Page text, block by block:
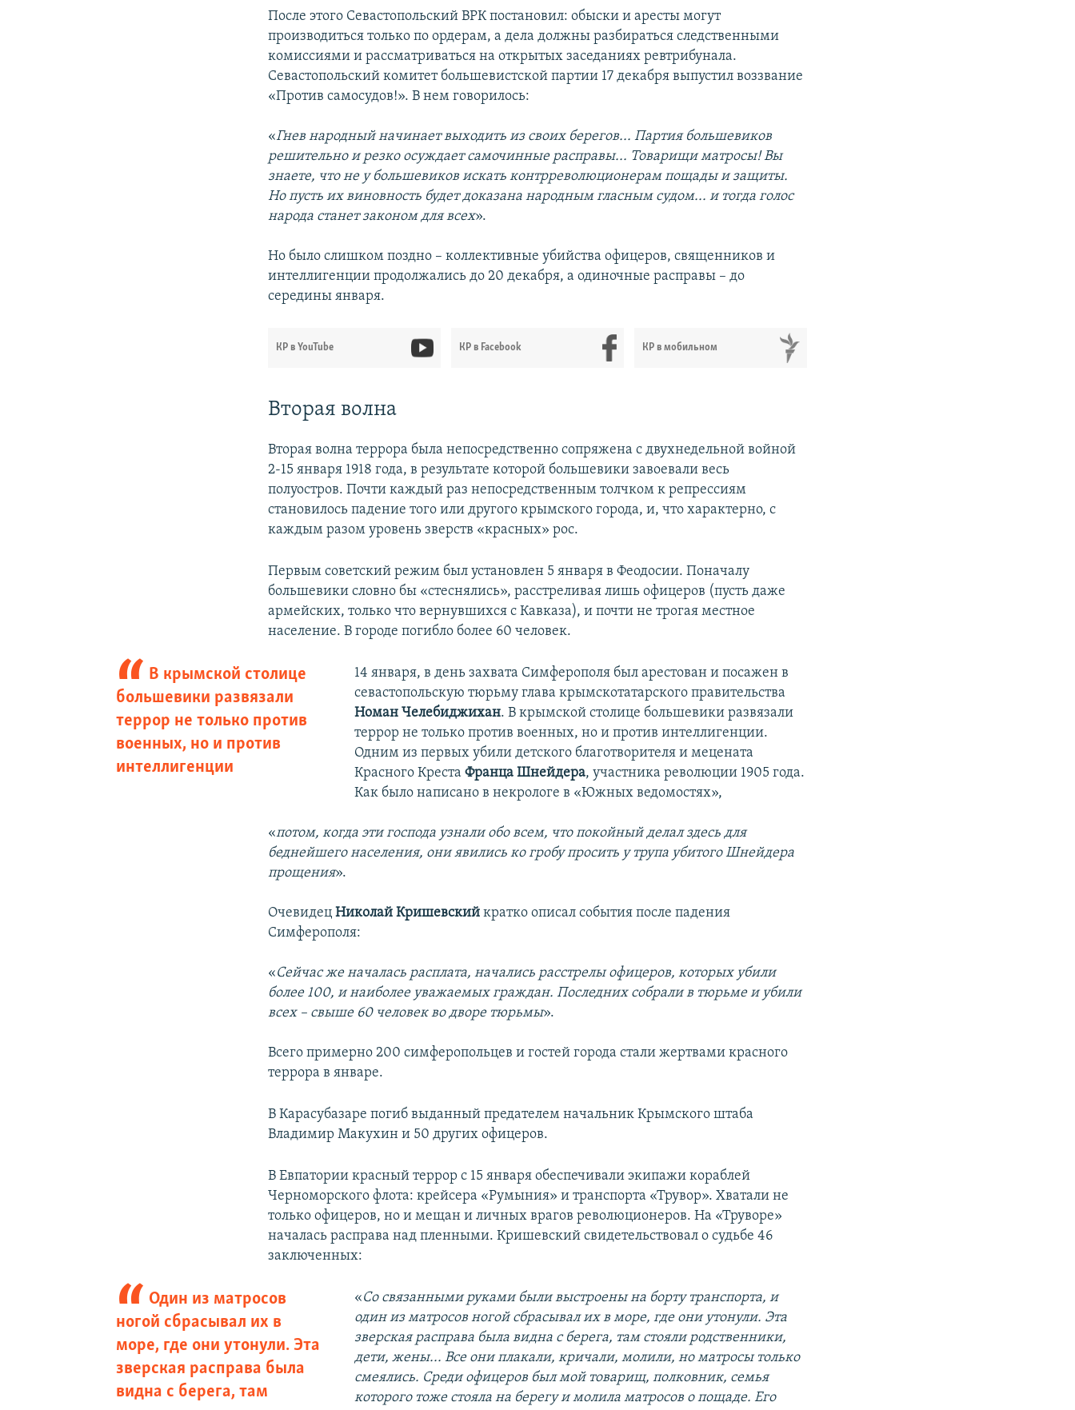
После этого Севастопольский ВРК постановил: обыски и аресты могут
производиться только по ордерам, а дела должны разбираться следственными
комиссиями и рассматриваться на открытых заседаниях ревтрибунала.
Севастопольский комитет большевистской партии 17 декабря выпустил воззвание
«Против самосудов!». В нем говорилось:
«Гнев народный начинает выходить из своих берегов... Партия большевиков
решительно и резко осуждает самочинные расправы... Товарищи матросы! Вы
знаете, что не у большевиков искать контрреволюционерам пощады и защиты.
Но пусть их виновность будет доказана народным гласным судом... и тогда голос
народа станет законом для всех».
Но было слишком поздно – коллективные убийства офицеров, священников и
интеллигенции продолжались до 20 декабря, а одиночные расправы – до
середины января.
КР в YouTube КР в Facebook КР в мобильном
Вторая волна
Вторая волна террора была непосредственно сопряжена с двухнедельной войной
2-15 января 1918 года, в результате которой большевики завоевали весь
полуостров. Почти каждый раз непосредственным толчком к репрессиям
становилось падение того или другого крымского города, и, что характерно, с
каждым разом уровень зверств «красных» рос.
Первым советский режим был установлен 5 января в Феодосии. Поначалу
большевики словно бы «стеснялись», расстреливая лишь офицеров (пусть даже
армейских, только что вернувшихся с Кавказа), и почти не трогая местное
население. В городе погибло более 60 человек.
В крымской столице
большевики развязали
террор не только против
военных, но и против
интеллигенции
14 января, в день захвата Симферополя был арестован и посажен в
севастопольскую тюрьму глава крымскотатарского правительства
Номан Челебиджихан. В крымской столице большевики развязали
террор не только против военных, но и против интеллигенции.
Одним из первых убили детского благотворителя и мецената
Красного Креста Франца Шнейдера, участника революции 1905 года.
Как было написано в некрологе в «Южных ведомостях»,
«потом, когда эти господа узнали обо всем, что покойный делал здесь для
беднейшего населения, они явились ко гробу просить у трупа убитого Шнейдера
прощения».
ОчевидецНиколай Кришевский кратко описал события после падения
Симферополя:
«Сейчас же началась расплата, начались расстрелы офицеров, которых убили
более 100, и наиболее уважаемых граждан. Последних собрали в тюрьме и убили
всех – свыше 60 человек во дворе тюрьмы».
Всего примерно 200 симферопольцев и гостей города стали жертвами красного
террора в январе.
В Карасубазаре погиб выданный предателем начальник Крымского штаба
Владимир Макухин и 50 других офицеров.
В Евпатории красный террор с 15 января обеспечивали экипажи кораблей
Черноморского флота: крейсера «Румыния» и транспорта «Трувор». Хватали не
только офицеров, но и мещан и личных врагов революционеров. На «Труворе»
началась расправа над пленными. Кришевский свидетельствовал о судьбе 46
заключенных:
Один из матросов
ногой сбрасывал их в
море, где они утонули. Эта
зверская расправа была
видна с берега, там
«Со связанными руками были выстроены на борту транспорта, и
один из матросов ногой сбрасывал их в море, где они утонули. Эта
зверская расправа была видна с берега, там стояли родственники,
дети, жены... Все они плакали, кричали, молили, но матросы только
смеялись. Среди офицеров был мой товарищ, полковник, семья
которого тоже стояла на берегу и молила матросов о пощаде. Его